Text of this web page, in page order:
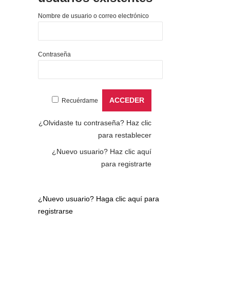
Nombre de usuario o correo electrónico
Contraseña
Recuérdame
¿Olvidaste tu contraseña? Haz clic
para restablecer
¿Nuevo usuario? Haz clic aquí
para registrarte
¿Nuevo usuario? Haga clic aquí para
registrarse